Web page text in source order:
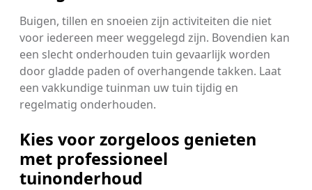
Buigen, tillen en snoeien zijn activiteiten die niet
voor iedereen meer weggelegd zijn. Bovendien kan
een slecht onderhouden tuin gevaarlijk worden
door gladde paden of overhangende takken. Laat
een vakkundige tuinman uw tuin tijdig en
regelmatig onderhouden.
Kies voor zorgeloos genieten
met professioneel
tuinonderhoud